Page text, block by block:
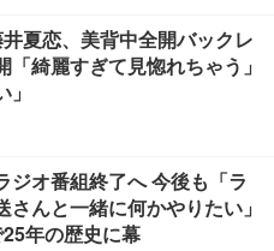
夏恋、美背中全開バックレ
「綺麗すぎて見惚れちゃう」
ジオ番組終了へ 今後も「ラ
さんと一緒に何かやりたい」
年の歴史に幕